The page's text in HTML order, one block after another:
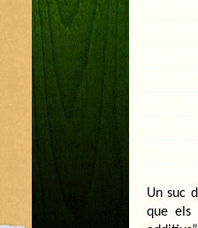
Un suc
que els